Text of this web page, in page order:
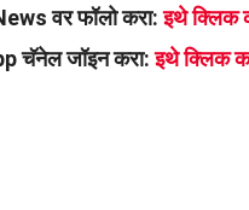
वर फॉलो करा: इथे क्लिक
चॅनेल जॉइन करा: इथे क्लिक